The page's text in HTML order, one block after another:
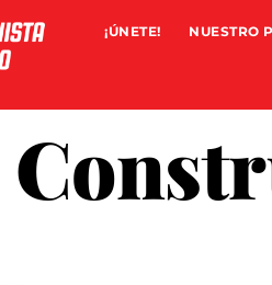
¡ÚNETE! NUESTRO